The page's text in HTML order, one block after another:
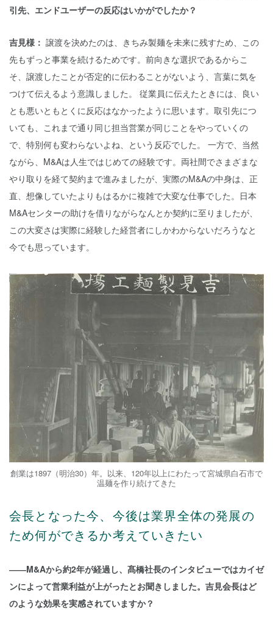
引先、エンドユーザーの反応はいかがでしたか？
吉見様： 譲渡を決めたのは、きちみ製麺を未来に残すため、この
先もずっと事業を続けるためです。前向きな選択であるからこ
そ、譲渡したことが否定的に伝わることがないよう、言葉に気を
つけて伝えるよう意識しました。 従業員に伝えたときには、良い
とも悪いともとくに反応はなかったように思います。取引先につ
いても、これまで通り同じ担当営業が同じことをやっていくの
で、特別何も変わらないよね、という反応でした。 一方で、当然
ながら、M&Aは人生ではじめての経験です。両社間でさまざまな
やり取りを経て契約まで進みましたが、実際のM&Aの中身は、正
直、想像していたよりもはるかに複雑で大変な仕事でした。日本
M&Aセンターの助けを借りながらなんとか契約に至りましたが、
この大変さは実際に経験した経営者にしかわからないだろうなと
今でも思っています。
創業は1897（明治30）年。以来、120年以上にわたって宮城県白石市で
温麺を作り続けてきた
会長となった今、今後は業界全体の発展の
ため何ができるか考えていきたい
――M&Aから約2年が経過し、髙橋社長のインタビューではカイゼ
ンによって営業利益が上がったとお聞きしました。吉見会長はど
のような効果を実感されていますか？